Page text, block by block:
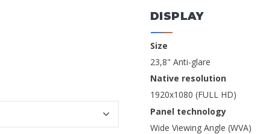
DISPLAY
Size
23,8" Anti-glare
Native resolution
1920x1080 (FULL HD)
Panel technology
Wide Viewing Angle (WVA)